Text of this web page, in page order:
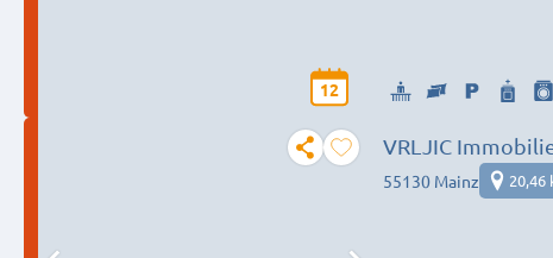
12
VRLJIC
55130 Mainz 20,46